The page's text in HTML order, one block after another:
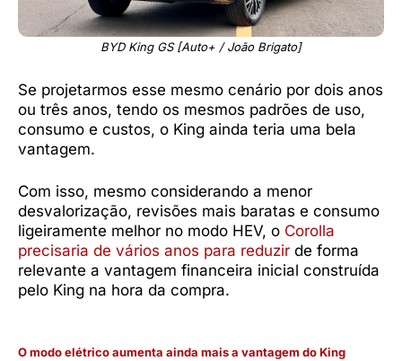
BYD King GS [Auto+ / João Brigato]
Se projetarmos esse mesmo cenário por dois anos
ou três anos, tendo os mesmos padrões de uso,
consumo e custos, o King ainda teria uma bela
vantagem.
Com isso, mesmo considerando a menor
desvalorização, revisões mais baratas e consumo
ligeiramente melhor no modo HEV, o Corolla
precisaria de vários anos para reduzir de forma
relevante a vantagem financeira inicial construída
pelo King na hora da compra.
O modo elétrico aumenta ainda mais a vantagem do King